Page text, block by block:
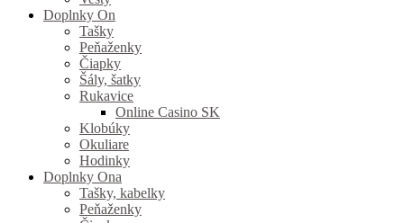
Doplnky On
Tašky
Peňaženky
Čiapky
Šály, šatky
Rukavice
Online Casino SK
Klobúky
Okuliare
Hodinky
Doplnky Ona
Tašky, kabelky
Peňaženky